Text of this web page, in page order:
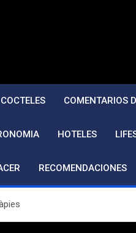
COCTELES COMENTARIOS
HOTELES
RECOMENDACIONES